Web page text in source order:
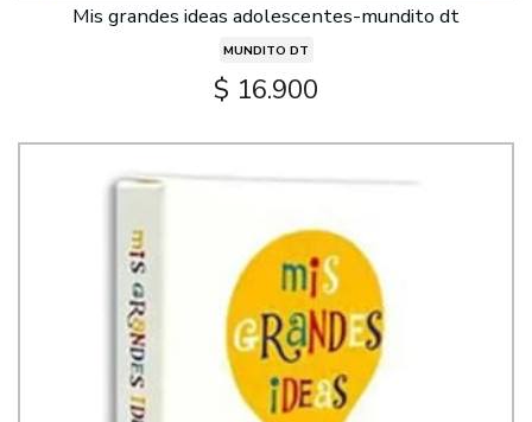
Mis grandes ideas adolescentes-mundito dt
MUNDITO DT
$ 16.900